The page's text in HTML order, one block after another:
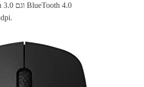
תומך בחיבור BlueTooth 3.0 וגם BlueTooth 4.0
רזולוציה גבוהה של 1300dpi.